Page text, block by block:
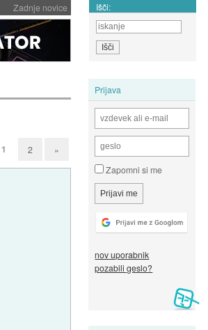
Zadnje novice Išči:
Prijava
Zapomni si me
nov uporabnik
pozabili geslo?
1 2 »